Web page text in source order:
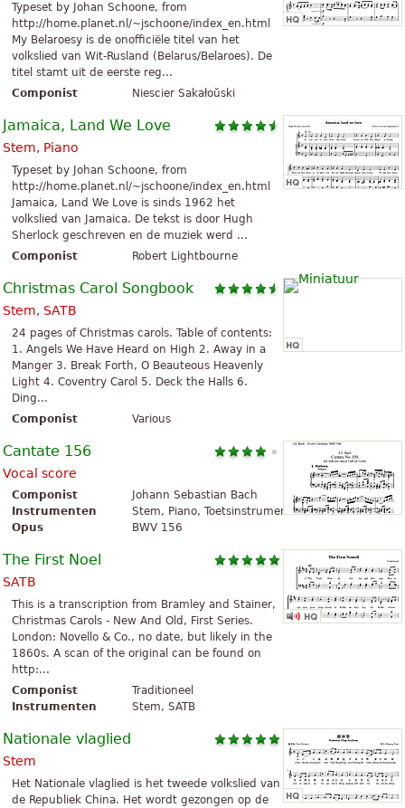
Typeset by Johan Schoone, from
http://home.planet.nl/~jschoone/index_en.html
My Belaroesy is de onofficiële titel van het
volkslied van Wit-Rusland (Belarus/Belaroes). De
titel stamt uit de eerste reg...
Componist
Niescier Sakałoŭski
Jamaica, Land We Love
Stem, Piano
Typeset by Johan Schoone, from
http://home.planet.nl/~jschoone/index_en.html
Jamaica, Land We Love is sinds 1962 het
volkslied van Jamaica. De tekst is door Hugh
Sherlock geschreven en de muziek werd ...
Componist
Robert Lightbourne
Christmas Carol Songbook
Stem, SATB
24 pages of Christmas carols. Table of contents:
1. Angels We Have Heard on High 2. Away in a
Manger 3. Break Forth, O Beauteous Heavenly
Light 4. Coventry Carol 5. Deck the Halls 6.
Ding...
Componist
Various
Cantate 156
Vocal score
Componist
Johann Sebastian Bach
Instrumenten
Stem, Piano, Toetsinstrument
Opus
BWV 156
The First Noel
SATB
This is a transcription from Bramley and Stainer,
Christmas Carols - New And Old, First Series.
London: Novello & Co., no date, but likely in the
1860s. A scan of the original can be found on
http:...
Componist
Traditioneel
Instrumenten
Stem, SATB
Nationale vlaglied
Stem
Het Nationale vlaglied is het tweede volkslied van
de Republiek China. Het wordt gezongen op de